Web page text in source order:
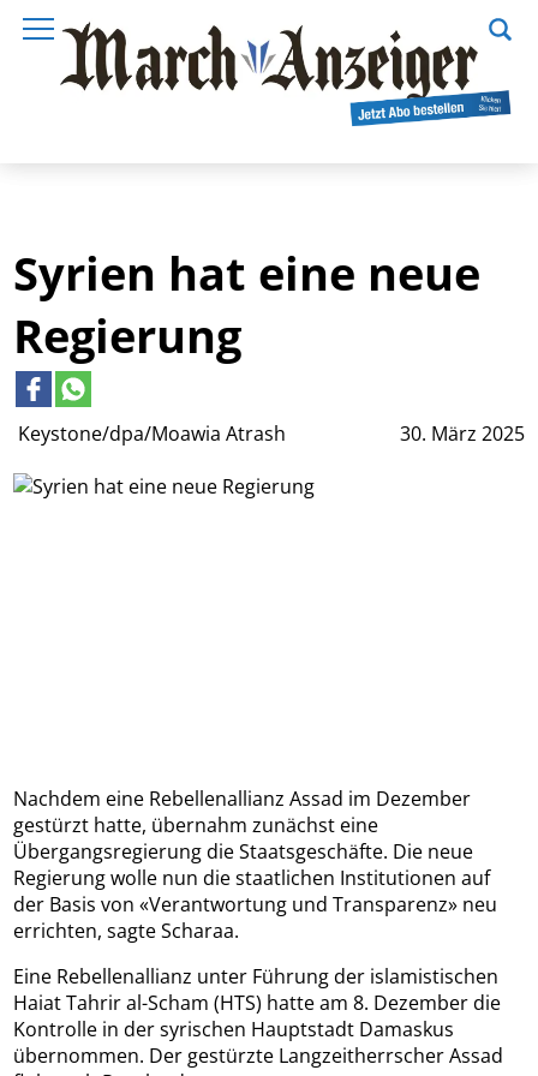
Keystone/dpa/Moawia Atrash 30. März 2025
Syrien hat eine neue
Regierung
Nachdem eine Rebellenallianz Assad im Dezember
gestürzt hatte, übernahm zunächst eine
Übergangsregierung die Staatsgeschäfte. Die neue
Regierung wolle nun die staatlichen Institutionen auf
der Basis von «Verantwortung und Transparenz» neu
errichten, sagte Scharaa.
Eine Rebellenallianz unter Führung der islamistischen
Haiat Tahrir al-Scham (HTS) hatte am 8. Dezember die
Kontrolle in der syrischen Hauptstadt Damaskus
übernommen. Der gestürzte Langzeitherrscher Assad